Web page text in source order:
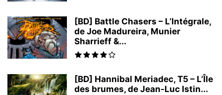
[BD] Battle Chasers – L’Intégrale,
de Joe Madureira, Munier
Sharrieff &...
[BD] Hannibal Meriadec, T5 – L’Île
des brumes, de Jean-Luc Istin...